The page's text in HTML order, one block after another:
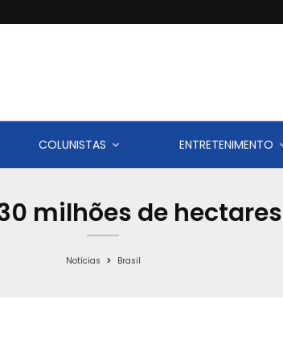
COLUNISTAS ENTRETENIMENTO
milhões de
Notícias Brasil